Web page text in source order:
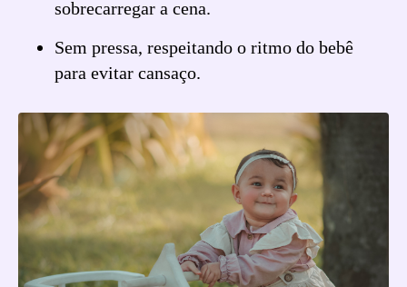
sobrecarregar a cena.
Sem pressa, respeitando o ritmo do bebê
para evitar cansaço.